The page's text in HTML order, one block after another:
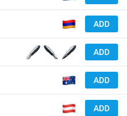
ADD
ADD
ADD
ADD